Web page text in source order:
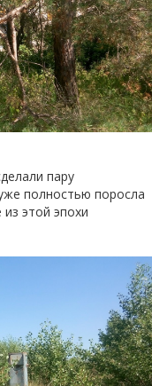
пару
полностью поросла
этой эпохи